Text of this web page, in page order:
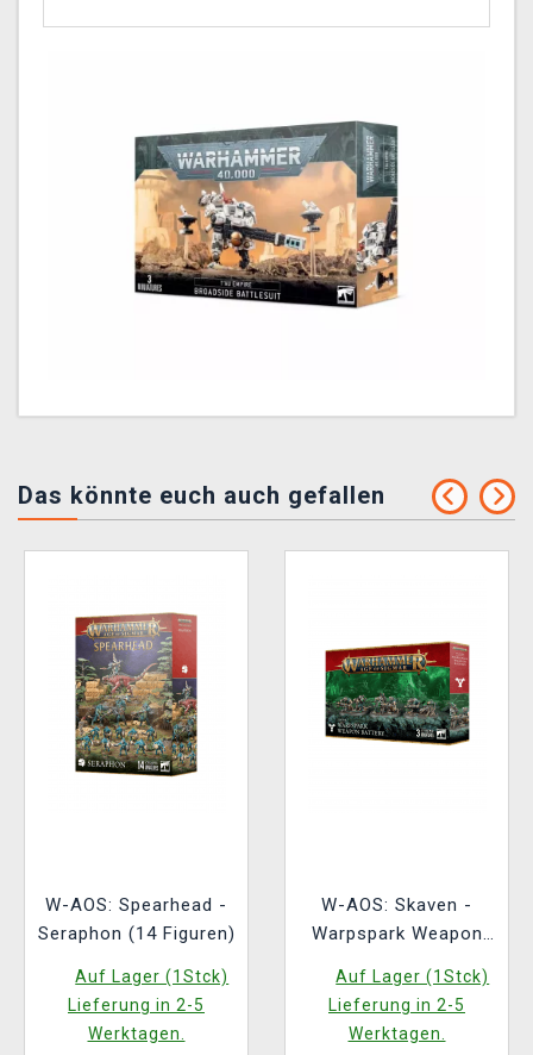
Das könnte euch auch gefallen
W-AOS: Spearhead -
Seraphon (14 Figuren)
Auf Lager (1Stck)
Lieferung in 2-5
Werktagen.
W-AOS: Skaven -
Warpspark Weapon
Auf Lager (1Stck)
Lieferung in 2-5
Werktagen.